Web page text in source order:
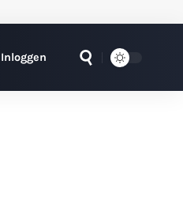
Inloggen